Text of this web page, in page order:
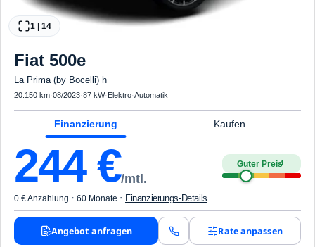
1 14
Fiat 500e
La Prima (by Bocelli) h
20.150 km·08/2023·87 kW· Elektro·Automatik
Finanzierung Kaufen
244€/mtl.
Guter Preis4
0 € Anzahlung · 60 Monate · Finanzierungs-Details
Angebot anfragen Rate anpassen